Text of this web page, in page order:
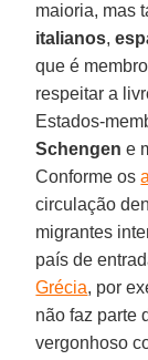
maioria, mas
italianos,
que é
respeitar a
Estados-
Schengen e
Conforme os
circulação
migrantes
país de
Grécia, por
não faz parte
vergonhoso